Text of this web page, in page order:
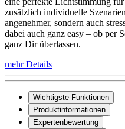
zusätzlich individuelle
angenehmer, sondern auch
dabei auch ganz easy – ob per
ganz Dir überlassen.
mehr Details
Wichtigste Funktionen
Produktinformationen
Expertenbewertung